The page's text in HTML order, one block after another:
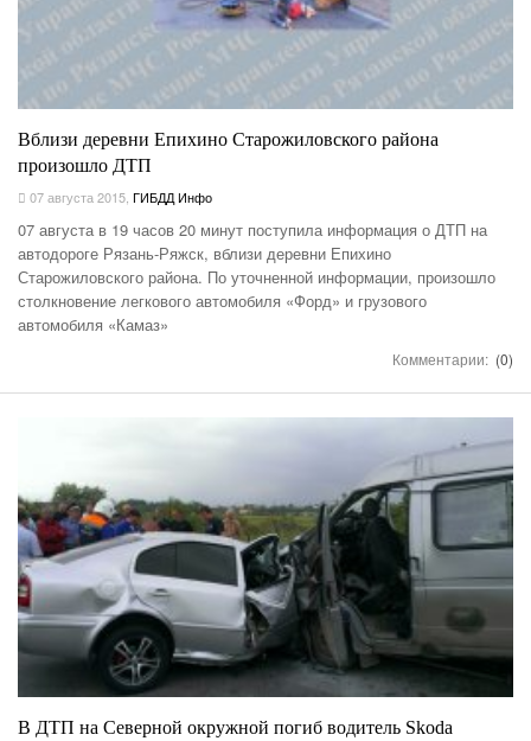
Вблизи деревни Епихино Старожиловского района
произошло ДТП
07 августа 2015 ГИБДД Инфо
07 августа в 19 часов 20 минут поступила информация о ДТП на
автодороге Рязань-Ряжск, вблизи деревни Епихино
Старожиловского района. По уточненной информации, произошло
столкновение легкового автомобиля «Форд» и грузового
автомобиля «Камаз»
Комментарии: (0)
В ДТП на Северной окружной погиб водитель Skoda